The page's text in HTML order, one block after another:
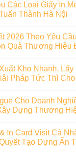
Các Loại Giấy In
Thành Hà Nội
2026 Theo Yêu
Quà Thương Hiệu
Kho Nhanh,
Pháp Tức Thì
Cho Doanh
Dựng Thương
In Card Visit Cá
Tạo Dựng Ấn